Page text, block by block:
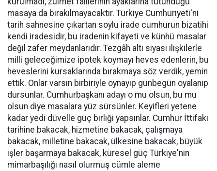
masaya da bırakılmayacaktır. Türkiye Cumhuriyeti'ni
tarih sahnesine çıkartan soylu irade cumhurun bizatihi
kendi iradesidir, bu iradenin kifayeti ve künhü masalar
değil zafer meydanlarıdır. Tezgâh altı siyasi ilişkilerle
milli geleceğimize ipotek koymayı heves edenlerin, bu
heveslerini kursaklarında bırakmaya söz verdik, yemin
ettik. Onlar varsın birbiriyle oynayıp günbegün oyalanıp
dursunlar. Cumhurbaşkanı adayı o mu olsun, bu mu
olsun diye masalara yüz sürsünler. Keyifleri yetene
kadar yedi düvelle güç birliği yapsınlar. Cumhur İttifakı
tarihine bakacak, hizmetine bakacak, çalışmaya
bakacak, milletine bakacak, ülkesine bakacak, büyük
işler başarmaya bakacak, küresel güç Türkiye'nin
mimarbaşılığı nasıl olurmuş cümle aleme